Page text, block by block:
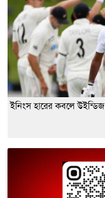
ইনিংস হারের কবলে উইন্ডিজ